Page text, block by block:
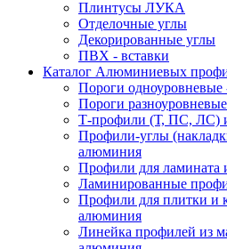
Плинтусы ЛУКА
Отделочные углы
Декорированные углы
ПВХ - вставки
Каталог Алюминиевых
Пороги
Пороги
Т-профили (Т, ПС, ЛС)
Профили-углы
алюминия
Профили для ламината
Ламинированные
Профили для плитки и
алюминия
Линейка профилей из